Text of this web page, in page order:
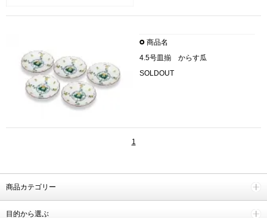
商品名
4.5号皿揃 からす瓜
SOLDOUT
1
商品カテゴリー
目的から選ぶ